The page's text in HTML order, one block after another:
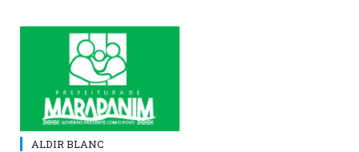
ALDIR BLANC